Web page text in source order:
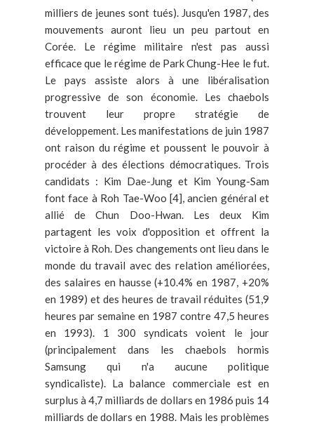
milliers de jeunes sont tués). Jusqu'en 1987, des
mouvements auront lieu un peu partout en
Corée. Le régime militaire n'est pas aussi
efficace que le régime de Park Chung-Hee le fut.
Le pays assiste alors à une libéralisation
progressive de son économie. Les chaebols
trouvent leur propre stratégie de
développement. Les manifestations de juin 1987
ont raison du régime et poussent le pouvoir à
procéder à des élections démocratiques. Trois
candidats : Kim Dae-Jung et Kim Young-Sam
font face à Roh Tae-Woo [4], ancien général et
allié de Chun Doo-Hwan. Les deux Kim
partagent les voix d'opposition et offrent la
victoire à Roh. Des changements ont lieu dans le
monde du travail avec des relation améliorées,
des salaires en hausse (+10.4% en 1987, +20%
en 1989) et des heures de travail réduites (51,9
heures par semaine en 1987 contre 47,5 heures
en 1993). 1 300 syndicats voient le jour
(principalement dans les chaebols hormis
Samsung qui n'a aucune politique
syndicaliste). La balance commerciale est en
surplus à 4,7 milliards de dollars en 1986 puis 14
milliards de dollars en 1988. Mais les problèmes